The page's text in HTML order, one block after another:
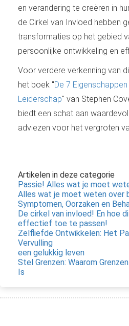
en verandering te creëren in
de Cirkel van Invloed hebben
transformaties op het gebied
persoonlijke ontwikkeling en
Voor verdere verkenning van
het boek "De 7
Leiderschap" van Stephen
biedt een schat aan
adviezen voor het vergroten
Artikelen in deze categorie
Passie! Alles wat je moet
Alles wat je moet weten over
Symptomen, Oorzaken en
De cirkel van invloed! En hoe
effectief toe te passen!
Zelfliefde Ontwikkelen: Het
Vervulling
een gelukkig leven
Stel Grenzen: Waarom
Is